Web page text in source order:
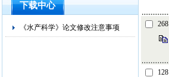
下载中心
《水产科学》论文修改注意事项 268
128